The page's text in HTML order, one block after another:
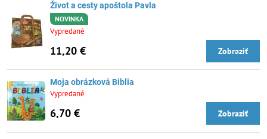
Život a cesty apoštola Pavla
NOVINKA
Vypredané
11,20 € Zobraziť
Moja obrázková Biblia
Vypredané
6,70 € Zobraziť